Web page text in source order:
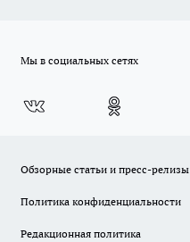
Мы в социальных сетях
Обзорные статьи и пресс-релизы
Политика конфиденциальности
Редакционная политика